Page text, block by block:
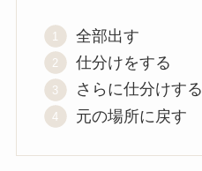
全部出す
仕分けをする
さらに仕分けする
元の場所に戻す